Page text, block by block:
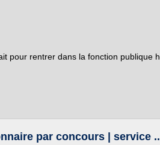
pour rentrer dans la fonction publique
par concours | service